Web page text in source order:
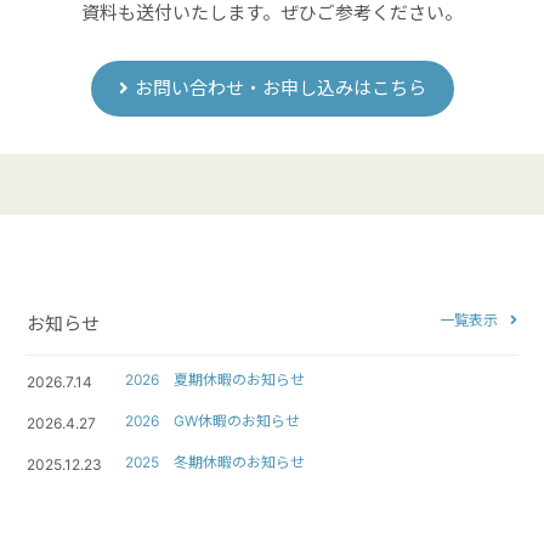
資料も送付いたします。ぜひご参考ください。
お問い合わせ・お申し込みはこちら
お知らせ 一覧表示
2026.7.14 2026 夏期休暇のお知らせ
2026.4.27 2026 GW休暇のお知らせ
2025.12.23 2025 冬期休暇のお知らせ